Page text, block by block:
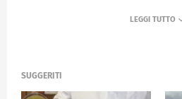
SUGGERITI